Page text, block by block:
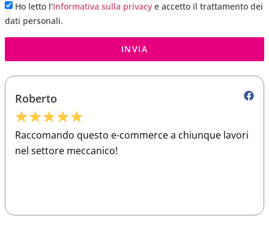
Ho letto l'Informativa sulla privacy e accetto il trattamento dei
dati personali.
INVIA
Roberto
★★★★★
Raccomando questo e-commerce a chiunque lavori
nel settore meccanico!